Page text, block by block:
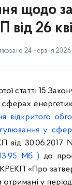
щодо
від 26
24 червня 2026
статті 15
відкритого
у
від
Мб ) до
«Про
у